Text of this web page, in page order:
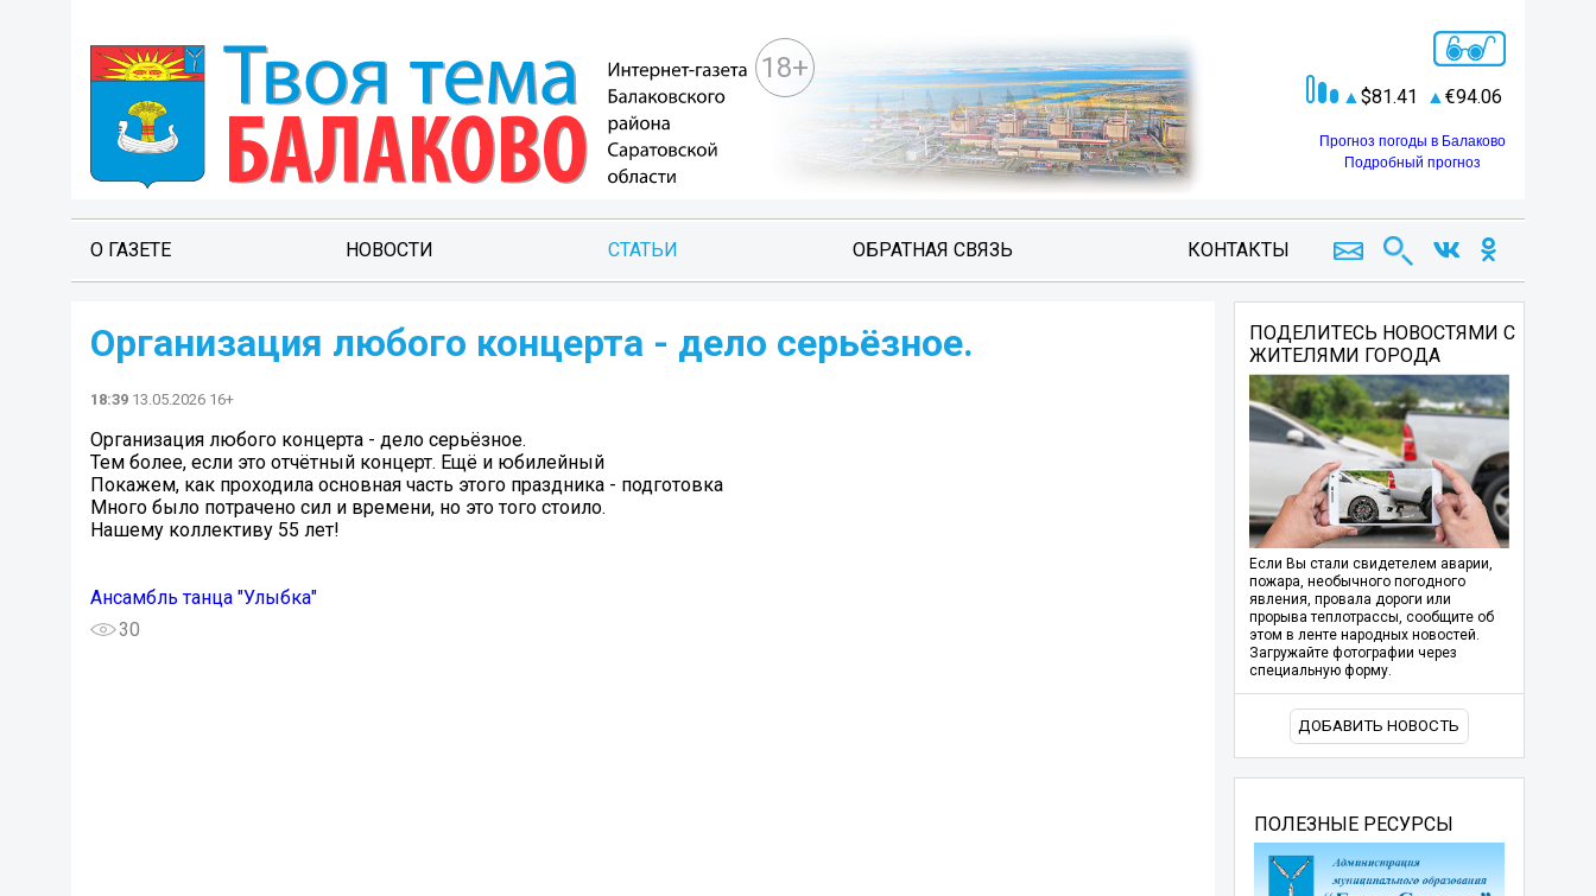
18+
81.41 94.06
Прогноз погоды в Балаково
Подробный прогноз
О ГАЗЕТЕ НОВОСТИ СТАТЬИ ОБРАТНАЯ СВЯЗЬ КОНТАКТЫ
Организация любого концерта - дело серьёзное.
18:39 13.05.2026 16+
Организация любого концерта - дело серьёзное.
Тем более, если это отчётный концерт. Ещё и юбилейный
Покажем, как проходила основная часть этого праздника - подготовка
Много было потрачено сил и времени, но это того стоило.
Нашему коллективу 55 лет!
Ансамбль танца "Улыбка"
30
ПОДЕЛИТЕСЬ НОВОСТЯМИ С
ЖИТЕЛЯМИ ГОРОДА
Если Вы стали свидетелем аварии,
пожара, необычного погодного
явления, провала дороги или
прорыва теплотрассы, сообщите об
этом в ленте народных новостей.
Загружайте фотографии через
специальную форму.
ДОБАВИТЬ НОВОСТЬ
ПОЛЕЗНЫЕ РЕСУРСЫ